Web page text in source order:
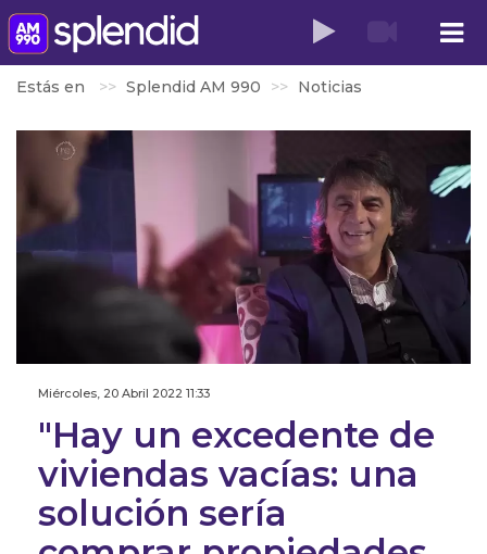
Estás en Splendid AM 990 Noticias
Miércoles, 20 Abril 2022 11:33
"Hay un excedente de
viviendas vacías: una
solución sería